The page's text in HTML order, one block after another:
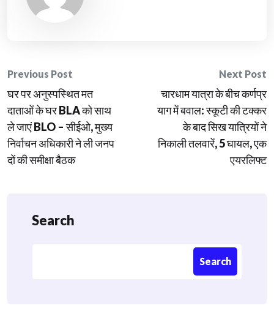
Post
navigation
Previous Post
घर पर अनुस्पस्थित मत
दाताओं के घर BLA को साथ
ले जाएं BLO – सीईओ, मुख्य
निर्वाचन अधिकारी ने ली जनप
दों की समीक्षा बैठक
Next Post
चारधाम यात्रा के बीच कर्णप्र
याग में बवाल: स्कूटी की टक्कर
के बाद सिख यात्रियों ने
निकाली तलवारें, 5 घायल, एक
एयरलिफ्ट
Search
Search